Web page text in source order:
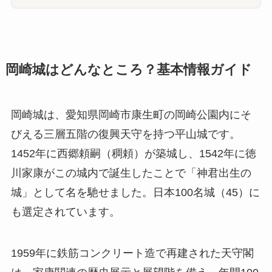
岡崎城はどんなところ？基本情報ガイド
岡崎城は、愛知県岡崎市康生町の岡崎公園内にそ
びえる三層五階の復興天守を持つ平山城です。
1452年に西郷頼嗣（稠頼）が築城し、1542年に徳
川家康がこの城内で誕生したことで「神君出生の
城」として名を馳せました。日本100名城（45）に
も選定されています。
1959年に鉄筋コンクリート造で再建された天守閣